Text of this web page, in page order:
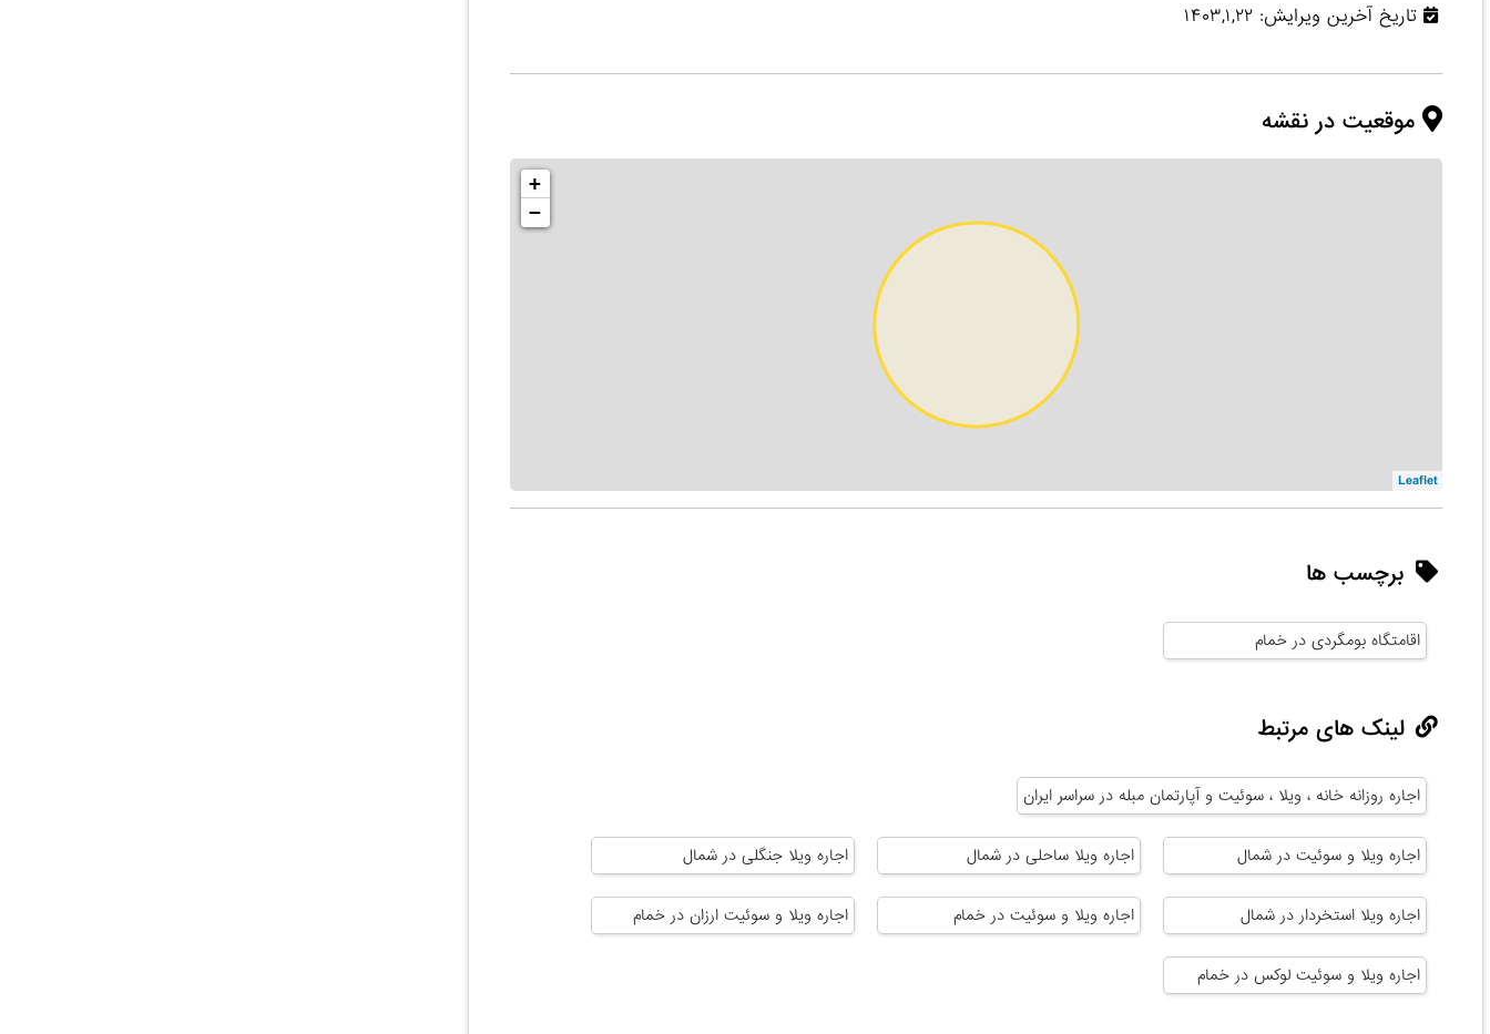
تاریخ آخرین ویرایش: ۱۴۰۳,۱,۲۲
موقعیت در نقشه
+
−
Leaflet
برچسب ها
اقامتگاه بومگردی در خمام
لینک های مرتبط
اجاره روزانه خانه ، ویلا ، سوئیت و آپارتمان مبله در سراسر ایران
اجاره ویلا و سوئیت در شمال اجاره ویلا ساحلی در شمال اجاره ویلا جنگلی در شمال
اجاره ویلا استخردار در شمال اجاره ویلا و سوئیت در خمام اجاره ویلا و سوئیت ارزان در خمام
اجاره ویلا و سوئیت لوکس در خمام